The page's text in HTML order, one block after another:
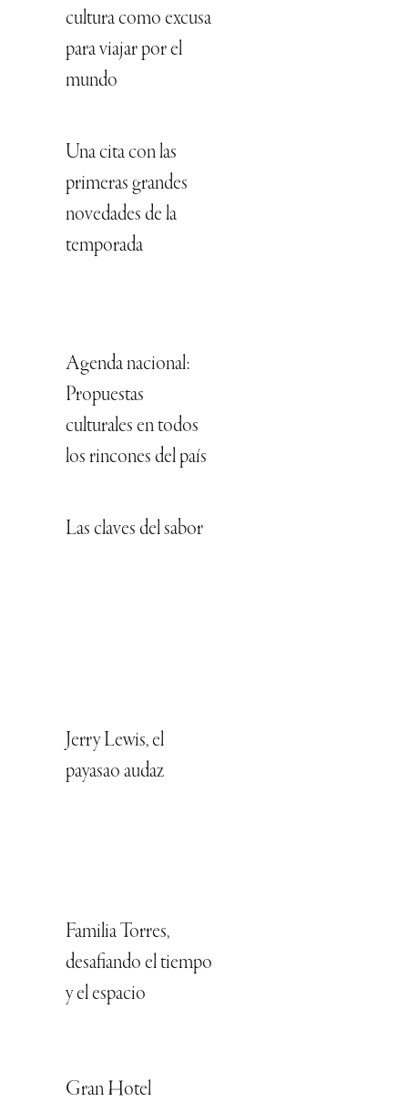
cultura como excusa
para viajar por el
mundo
Una cita con las
primeras grandes
novedades de la
temporada
Agenda nacional:
Propuestas
culturales en todos
los rincones del país
Las claves del sabor
Jerry Lewis, el
payasao audaz
Familia Torres,
desafiando el tiempo
y el espacio
Gran Hotel